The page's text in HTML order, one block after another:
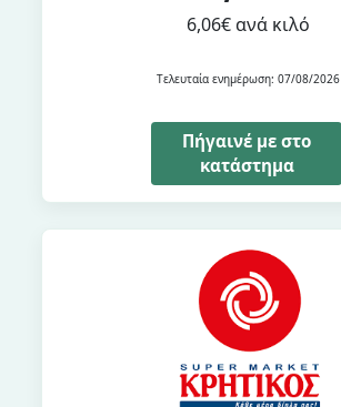
6,06€ ανά κιλό
Τελευταία ενημέρωση: 07/08/2026
Πήγαινέ με στο
κατάστημα